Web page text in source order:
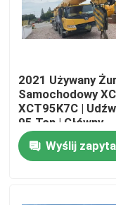
Skontaktuj się z
Używany Żuraw
Używana
2021 Używany
Samochodowy
XCT95K7C |
95 Ton | Główny
wysięgnik 72M
Wyślij